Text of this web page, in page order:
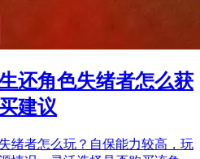
还角色失绪者怎么获
建议
绪者怎么玩？自保能力较高，玩